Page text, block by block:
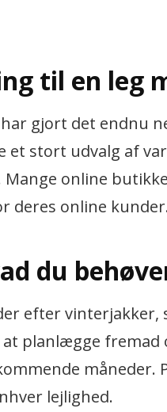
til en leg
gjort det endnu
et stort udvalg af
online
deres online
du
efter vinterjakker,
at planlægge
måneder.
lejlighed.